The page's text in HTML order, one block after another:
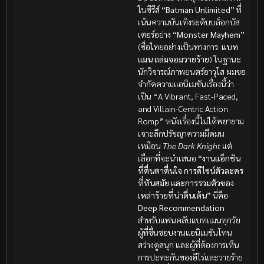
ในซีรีส์“Batman Unlimited” ที่
เน้นความบันเทิงระดับบล็อกบัส
เตอร์อย่าง “Monster Mayhem”
(ชื่อไทยอย่างเป็นทางการ: แบท
แมน ถล่มจอมวายร้าย) ในฐานะ
นักวิจารณ์ภาพยนตร์อาวุโส ผมขอ
จำกัดความแอนิเมชันเรื่องนี้ว่า
เป็น “A Vibrant, Fast-Paced,
and Villain-Centric Action
Romp” หนังเรื่องนี้ไม่ได้พยายาม
เจาะลึกปรัชญาความมืดมน
เหมือน The Dark Knight แต่
เลือกที่จะนำเสนอ “งานแอ็กชัน
ที่ตื่นตาตื่นใจ การดีไซน์ตัวละคร
ที่ทันสมัย และการรวมตัวของ
เหล่าร้ายที่น่าตื่นเต้น” นี่คือ
Deep Recommendation
สำหรับแฟนคลับแบทแมนทุกวัย
ผู้ที่ชื่นชอบงานแอนิเมชันโทน
สว่างดูสนุก และผู้ที่ต้องการเห็น
การปะทะกันของฮีโร่และวายร้าย